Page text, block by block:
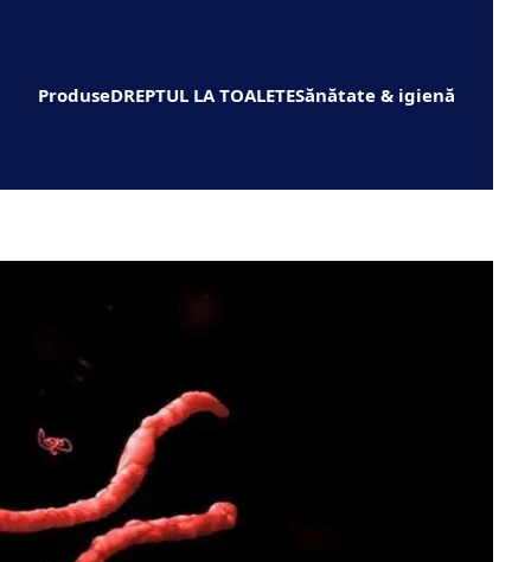
ProduseDREPTUL LA TOALETESănătate & igienă